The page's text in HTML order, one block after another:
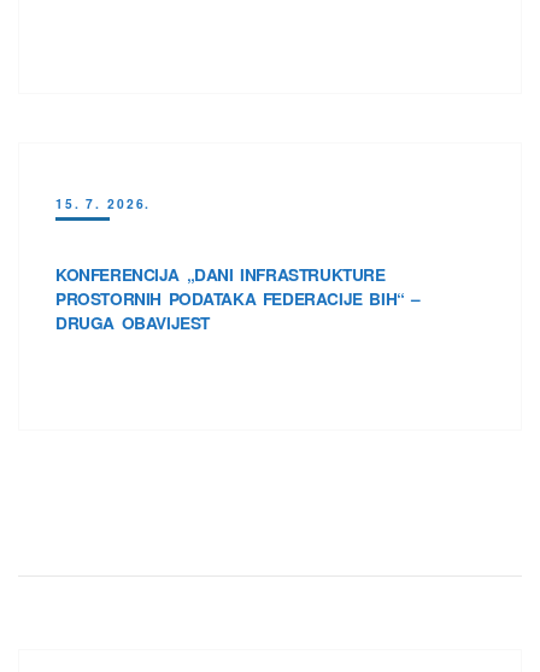
15. 7. 2026.
KONFERENCIJA „DANI INFRASTRUKTURE
PROSTORNIH PODATAKA FEDERACIJE BIH“ –
DRUGA OBAVIJEST